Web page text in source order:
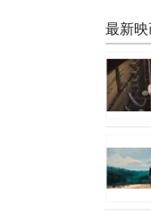
最新